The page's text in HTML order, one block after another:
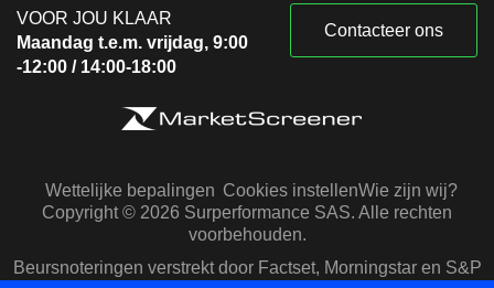
VOOR JOU KLAAR
Maandag t.e.m. vrijdag, 9:00
-12:00 / 14:00-18:00
Contacteer ons
Wettelijke bepalingen Cookies instellenWie zijn wij?
Copyright © 2026 Surperformance SAS. Alle rechten
voorbehouden.
Beursnoteringen verstrekt door Factset, Morningstar en S&P